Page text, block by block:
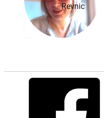
Revnic